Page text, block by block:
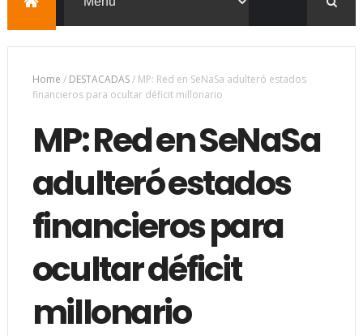
Home / DESTACADAS/ MP: Red en SeNaSa adulteró estados
financieros para ocultar déficit millonario
MP: Red en SeNaSa
adulteró estados
financieros para
ocultar déficit
millonario